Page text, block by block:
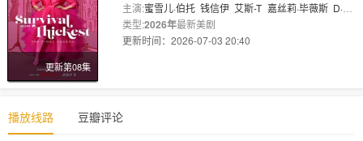
更新第08集
主演:蜜雪儿·伯托 钱信伊 艾斯-T 嘉丝莉·毕薇斯 D·L·
休利 丹·安博尔 托恩·贝尔
士 Ro..
类型:2026年最新美剧
更新时间：2026-07-03 20:40
播放线路 豆瓣评论